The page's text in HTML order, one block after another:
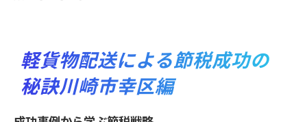
軽貨物配送による節税成功の
秘訣川崎市幸区編